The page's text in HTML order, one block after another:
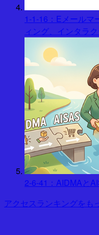
1-1-16：Eメールマ
ィング、インタラ
2-6-41：AIDMAと
アクセスランキングをも